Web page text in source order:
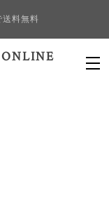
送料無料
ONLINE